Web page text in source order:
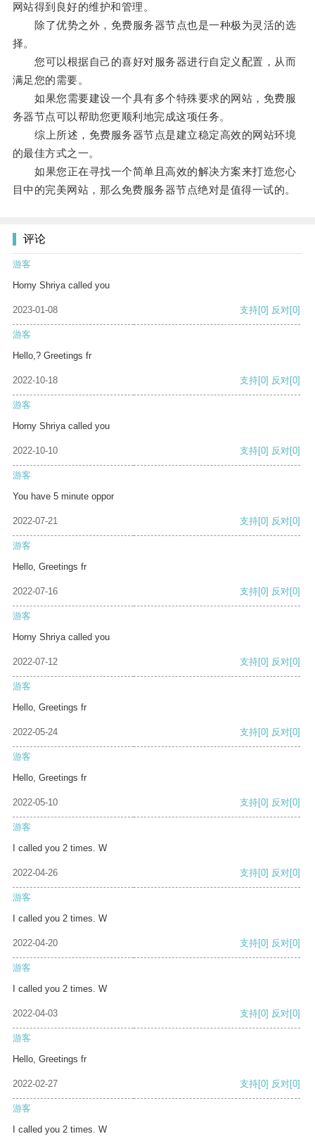
网站得到良好的维护和管理。
除了优势之外，免费服务器节点也是一种极为灵活的选
择。
您可以根据自己的喜好对服务器进行自定义配置，从而
满足您的需要。
如果您需要建设一个具有多个特殊要求的网站，免费服
务器节点可以帮助您更顺利地完成这项任务。
综上所述，免费服务器节点是建立稳定高效的网站环境
的最佳方式之一。
如果您正在寻找一个简单且高效的解决方案来打造您心
目中的完美网站，那么免费服务器节点绝对是值得一试的。
评论
游客
Horny Shriya called you
2023-01-08 支持[0] 反对[0]
游客
Hello,? Greetings fr
2022-10-18 支持[0] 反对[0]
游客
Horny Shriya called you
2022-10-10 支持[0] 反对[0]
游客
You have 5 minute oppor
2022-07-21 支持[0] 反对[0]
游客
Hello, Greetings fr
2022-07-16 支持[0] 反对[0]
游客
Horny Shriya called you
2022-07-12 支持[0] 反对[0]
游客
Hello, Greetings fr
2022-05-24 支持[0] 反对[0]
游客
Hello, Greetings fr
2022-05-10 支持[0] 反对[0]
游客
I called you 2 times. W
2022-04-26 支持[0] 反对[0]
游客
I called you 2 times. W
2022-04-20 支持[0] 反对[0]
游客
I called you 2 times. W
2022-04-03 支持[0] 反对[0]
游客
Hello, Greetings fr
2022-02-27 支持[0] 反对[0]
游客
I called you 2 times. W